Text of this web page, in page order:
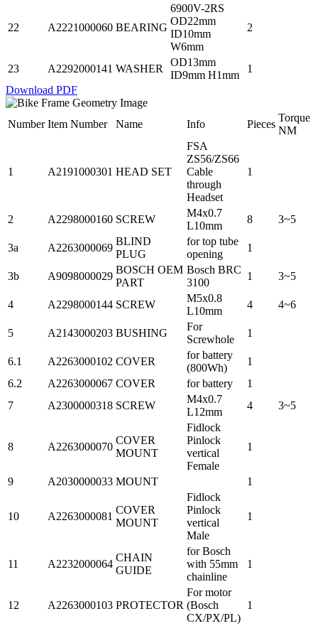
22 A2221000060 BEARING
6900V-2RS
OD22mm
ID10mm
W6mm
2
23 A2292000141 WASHER
OD13mm
ID9mm H1mm
1
Download PDF
Number Item Number Name Info Pieces
Torque
NM
1 A2191000301 HEAD SET
FSA
ZS56/ZS66
Cable
through
Headset
1
2 A2298000160 SCREW
M4x0.7
L10mm
8 3~5
3a A2263000069
BLIND
PLUG
for top tube
opening
1
3b A9098000029
BOSCH OEM
PART
Bosch BRC
3100
1 3~5
4 A2298000144 SCREW
M5x0.8
L10mm
4 4~6
5 A2143000203 BUSHING
For
Screwhole
1
6.1 A2263000102 COVER
for battery
(800Wh)
1
6.2
A2263000067 COVER for battery
1
7
A2300000318 SCREW
M4x0.7
L12mm
4 3~5
8 A2263000070
COVER
MOUNT
Fidlock
Pinlock
vertical
Female
1
9 A2030000033 MOUNT 1
10 A2263000081
COVER
MOUNT
Fidlock
Pinlock
vertical
Male
1
11 A2232000064
CHAIN
GUIDE
for Bosch
with 55mm
chainline
1
12 A2263000103 PROTECTOR
For motor
(Bosch
CX/PX/PL)
1